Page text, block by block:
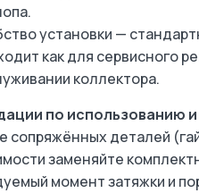
установки —
как для сервисного
коллектора.
по использованию и
сопряжённых деталей
заменяйте
момент затяжки и